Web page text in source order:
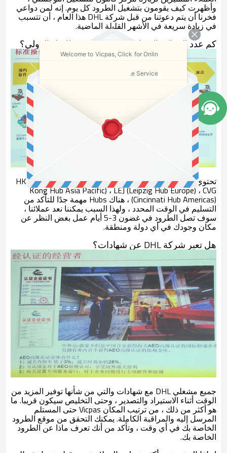
وأظهرت كيف يقومون بتشغيل الطرود كل يوم. إنه لمن دواعي
فخرنا أن يتم دعوتنا من قبل شركة DHL هذا العام ، أن تتسبب
في زيادة سريعة في الأشهر القليلة الماضية.
كم عدد المراكز التي لديها DHL Express للنقل الدولي؟
تحتوي DHL على 3 مراكز لتبادل الشحن العالمي ، HKG (Hong
Kong Hub Asia Pacific) ، LEJ (Leipzig Hub Europe) ، CVG
(Cincinnati Hub Americas) ، هناك Hubs مهمة جدًا للتأكد من
التسليم في الوقت المحدد ، ولهذا السبب يمكننا نعد عملائنا ،
سوف تصل الطرود في غضون 3-5 أيام عمل بغض النظر عن
مكان وجودك في أي دولة ومنطقة.
هل تعبر شركة DHL عن شهادات؟
جميع مشغلي DHL مع شهادات والتي من شأنها توفير المزيد من
الوقت أثناء الاستيراد والتصدير ، وحتى التخليص سيكون قريبا. ما
هو أكثر من ذلك ، من ترتيب المكان Vicpas حتى المستلم
المرسل إليه والمراقبة الكاملة. يمكنك التحقق من موقع الطرود
الخاصة بك في أي وقت ، وتأكد من أنك تعرف ماذا عن الطرود
الخاصة بك.
Welcome to Vicpas, Click for Onlin
e Service.